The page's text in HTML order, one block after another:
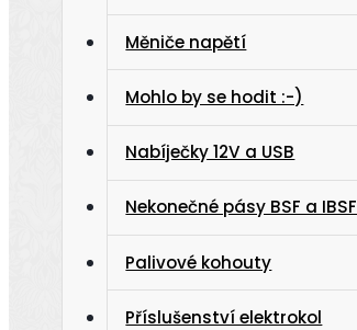
Měniče napětí
Mohlo by se hodit :-)
Nabíječky 12V a USB
Nekonečné pásy BSF a IBSF
Palivové kohouty
Příslušenství elektrokol